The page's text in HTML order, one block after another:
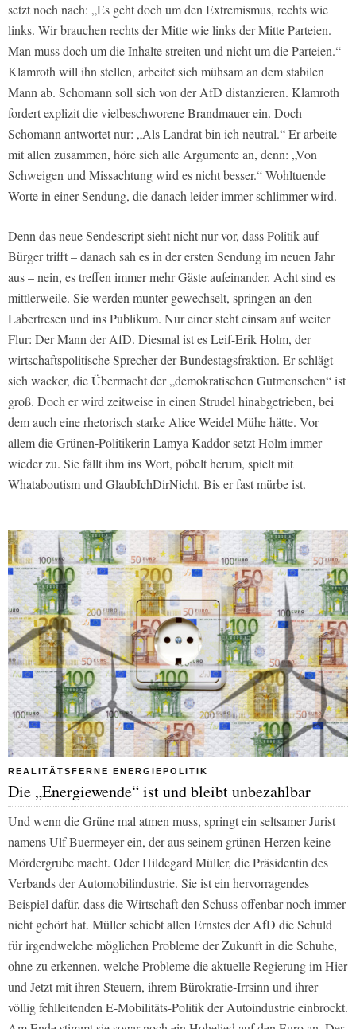
setzt noch nach: „Es geht doch um den Extremismus, rechts wie
links. Wir brauchen rechts der Mitte wie links der Mitte Parteien.
Man muss doch um die Inhalte streiten und nicht um die Parteien.“
Klamroth will ihn stellen, arbeitet sich mühsam an dem stabilen
Mann ab. Schomann soll sich von der AfD distanzieren. Klamroth
fordert explizit die vielbeschworene Brandmauer ein. Doch
Schomann antwortet nur: „Als Landrat bin ich neutral.“ Er arbeite
mit allen zusammen, höre sich alle Argumente an, denn: „Von
Schweigen und Missachtung wird es nicht besser.“ Wohltuende
Worte in einer Sendung, die danach leider immer schlimmer wird.
Denn das neue Sendescript sieht nicht nur vor, dass Politik auf
Bürger trifft – danach sah es in der ersten Sendung im neuen Jahr
aus – nein, es treffen immer mehr Gäste aufeinander. Acht sind es
mittlerweile. Sie werden munter gewechselt, springen an den
Labertresen und ins Publikum. Nur einer steht einsam auf weiter
Flur: Der Mann der AfD. Diesmal ist es Leif-Erik Holm, der
wirtschaftspolitische Sprecher der Bundestagsfraktion. Er schlägt
sich wacker, die Übermacht der „demokratischen Gutmenschen“ ist
groß. Doch er wird zeitweise in einen Strudel hinabgetrieben, bei
dem auch eine rhetorisch starke Alice Weidel Mühe hätte. Vor
allem die Grünen-Politikerin Lamya Kaddor setzt Holm immer
wieder zu. Sie fällt ihm ins Wort, pöbelt herum, spielt mit
Whataboutism und GlaubIchDirNicht. Bis er fast mürbe ist.
REALITÄTSFERNE ENERGIEPOLITIK
Die „Energiewende“ ist und bleibt unbezahlbar
Und wenn die Grüne mal atmen muss, springt ein seltsamer Jurist
namens Ulf Buermeyer ein, der aus seinem grünen Herzen keine
Mördergrube macht. Oder Hildegard Müller, die Präsidentin des
Verbands der Automobilindustrie. Sie ist ein hervorragendes
Beispiel dafür, dass die Wirtschaft den Schuss offenbar noch immer
nicht gehört hat. Müller schiebt allen Ernstes der AfD die Schuld
für irgendwelche möglichen Probleme der Zukunft in die Schuhe,
ohne zu erkennen, welche Probleme die aktuelle Regierung im Hier
und Jetzt mit ihren Steuern, ihrem Bürokratie-Irrsinn und ihrer
völlig fehlleitenden E-Mobilitäts-Politik der Autoindustrie einbrockt.